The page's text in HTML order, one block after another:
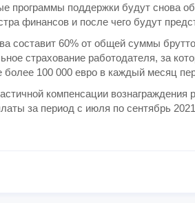
программы поддержки будут снова
финансов и после чего будут
составит 60% от общей суммы
страхование работодателя, за
более 100 000 евро в каждый месяц
компенсации вознаграждения
за период с июля по сентябрь